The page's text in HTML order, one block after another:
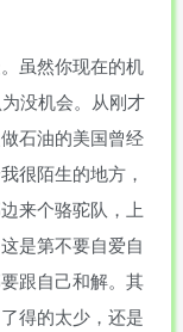
虽然你现在的机
没机会。从刚才
石油的美国曾经
很陌生的地方，
来个骆驼队，上
是第不要自爱自
跟自己和解。其
得的太少，还是